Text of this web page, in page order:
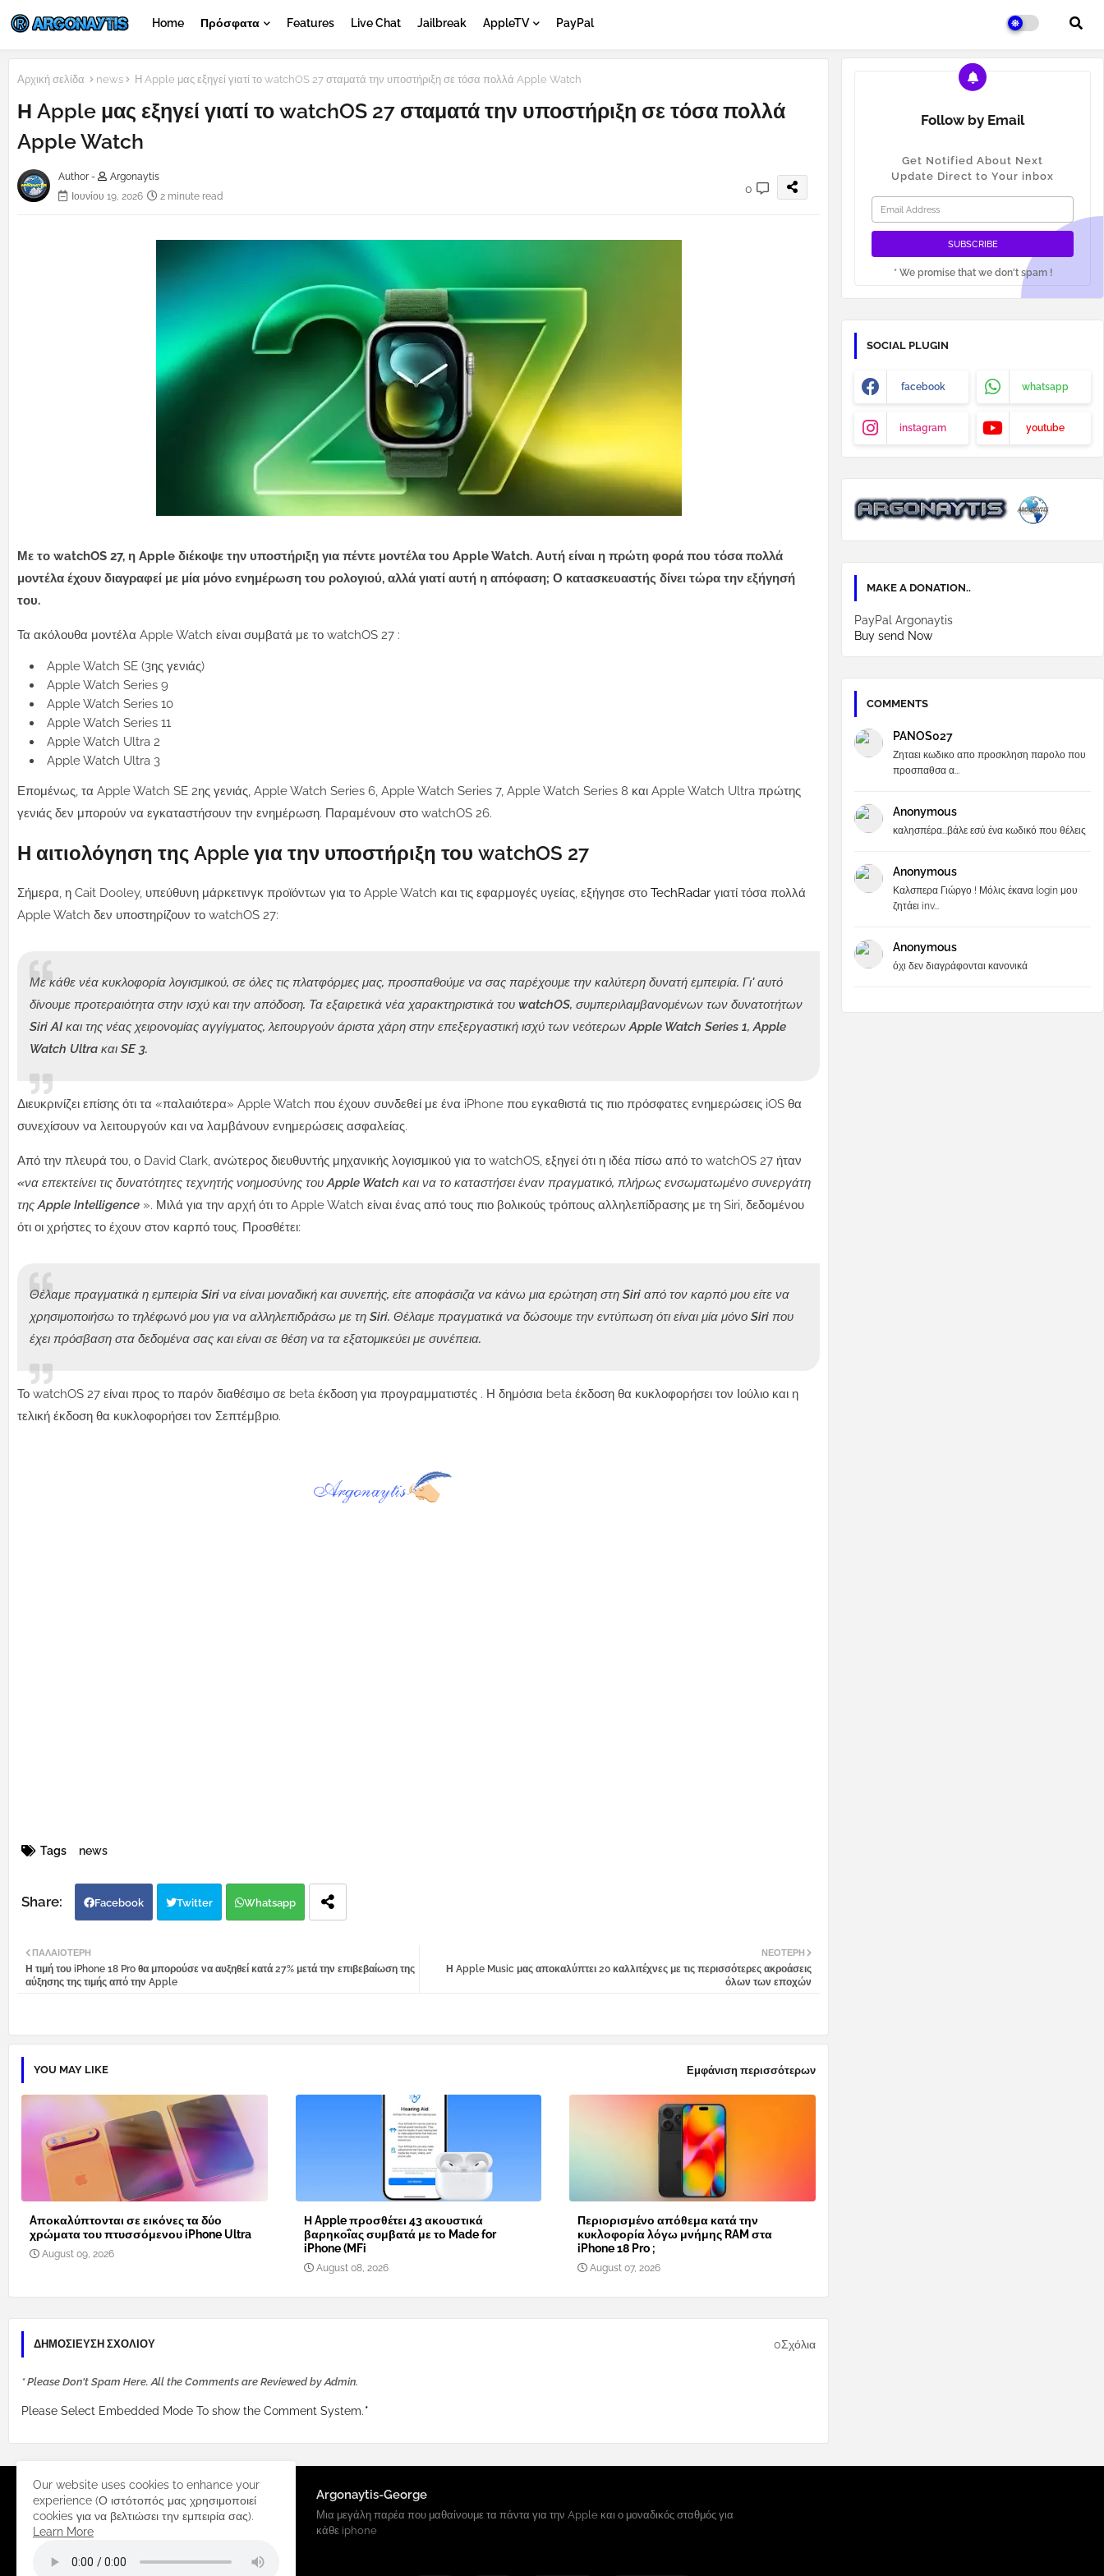
Home Πρόσφατα Features Live Chat Jailbreak AppleTV PayPal
Αρχική σελίδα news Η Apple μας εξηγεί γιατί το watchOS 27 σταματά την υποστήριξη σε τόσα πολλά Apple Watch
Η Apple μας εξηγεί γιατί το watchOS 27 σταματά την υποστήριξη σε τόσα πολλά
Apple Watch
Author -
Argonaytis
Ιουνίου 19, 2026
2 minute read
0
Με το watchOS 27, η Apple διέκοψε την υποστήριξη για πέντε μοντέλα του Apple Watch. Αυτή είναι η πρώτη φορά που τόσα πολλά
μοντέλα έχουν διαγραφεί με μία μόνο ενημέρωση του ρολογιού, αλλά γιατί αυτή η απόφαση; Ο κατασκευαστής δίνει τώρα την εξήγησή
του.
Τα ακόλουθα μοντέλα Apple Watch είναι συμβατά με το watchOS 27 :
Apple Watch SE (3ης γενιάς)
Apple Watch Series 9
Apple Watch Series 10
Apple Watch Series 11
Apple Watch Ultra 2
Apple Watch Ultra 3
Επομένως, τα Apple Watch SE 2ης γενιάς, Apple Watch Series 6, Apple Watch Series 7, Apple Watch Series 8 και Apple Watch Ultra πρώτης
γενιάς δεν μπορούν να εγκαταστήσουν την ενημέρωση. Παραμένουν στο watchOS 26.
Η αιτιολόγηση της Apple για την υποστήριξη του watchOS 27
Σήμερα, η Cait Dooley, υπεύθυνη μάρκετινγκ προϊόντων για το Apple Watch και τις εφαρμογές υγείας, εξήγησε στο TechRadar γιατί τόσα πολλά
Apple Watch δεν υποστηρίζουν το watchOS 27:
Με κάθε νέα κυκλοφορία λογισμικού, σε όλες τις πλατφόρμες μας, προσπαθούμε να σας παρέχουμε την καλύτερη δυνατή εμπειρία. Γι' αυτό
δίνουμε προτεραιότητα στην ισχύ και την απόδοση. Τα εξαιρετικά νέα χαρακτηριστικά του watchOS, συμπεριλαμβανομένων των δυνατοτήτων
Siri AI και της νέας χειρονομίας αγγίγματος, λειτουργούν άριστα χάρη στην επεξεργαστική ισχύ των νεότερων Apple Watch Series 1, Apple
Watch Ultra και SE 3.
Διευκρινίζει επίσης ότι τα «παλαιότερα» Apple Watch που έχουν συνδεθεί με ένα iPhone που εγκαθιστά τις πιο πρόσφατες ενημερώσεις iOS θα
συνεχίσουν να λειτουργούν και να λαμβάνουν ενημερώσεις ασφαλείας.
Από την πλευρά του, ο David Clark, ανώτερος διευθυντής μηχανικής λογισμικού για το watchOS, εξηγεί ότι η ιδέα πίσω από το watchOS 27 ήταν
«να επεκτείνει τις δυνατότητες τεχνητής νοημοσύνης του Apple Watch και να το καταστήσει έναν πραγματικό, πλήρως ενσωματωμένο συνεργάτη
της Apple Intelligence ». Μιλά για την αρχή ότι το Apple Watch είναι ένας από τους πιο βολικούς τρόπους αλληλεπίδρασης με τη Siri, δεδομένου
ότι οι χρήστες το έχουν στον καρπό τους. Προσθέτει:
Θέλαμε πραγματικά η εμπειρία Siri να είναι μοναδική και συνεπής, είτε αποφάσιζα να κάνω μια ερώτηση στη Siri από τον καρπό μου είτε να
χρησιμοποιήσω το τηλέφωνό μου για να αλληλεπιδράσω με τη Siri. Θέλαμε πραγματικά να δώσουμε την εντύπωση ότι είναι μία μόνο Siri που
έχει πρόσβαση στα δεδομένα σας και είναι σε θέση να τα εξατομικεύει με συνέπεια.
Το watchOS 27 είναι προς το παρόν διαθέσιμο σε beta έκδοση για προγραμματιστές . Η δημόσια beta έκδοση θα κυκλοφορήσει τον Ιούλιο και η
τελική έκδοση θα κυκλοφορήσει τον Σεπτέμβριο.
Tags news
Facebook Twitter Whatsapp
ΝΕΌΤΕΡΗ
Η Apple Music μας αποκαλύπτει 20 καλλιτέχνες με τις περισσότερες ακροάσεις
όλων των εποχών
ΠΑΛΑΙΌΤΕΡΗ
Η τιμή του iPhone 18 Pro θα μπορούσε να αυξηθεί κατά 27% μετά την επιβεβαίωση της
αύξησης της τιμής από την Apple
YOU MAY LIKE Εμφάνιση περισσότερων
Aποκαλύπτονται σε εικόνες τα δύο
χρώματα του πτυσσόμενου iPhone Ultra
August 09, 2026
Η Apple προσθέτει 43 ακουστικά
βαρηκοΐας συμβατά με το Made for
iPhone (MFi
August 08, 2026
Περιορισμένο απόθεμα κατά την
κυκλοφορία λόγω μνήμης RAM στα
iPhone 18 Pro ;
August 07, 2026
ΔΗΜΟΣΊΕΥΣΗ ΣΧΟΛΊΟΥ 0Σχόλια
* Please Don't Spam Here. All the Comments are Reviewed by Admin.
Please Select Embedded Mode To show the Comment System.*
Follow by Email
Get Notified About Next
Update Direct to Your inbox
* We promise that we don't spam !
SOCIAL PLUGIN
facebook whatsapp
instagram youtube
MAKE A DONATION..
PayPal Argonaytis
Buy send Now
COMMENTS
PANOS027
Ζηταει κωδικο απο προσκληση παρολο που
προσπαθσα α...
Anonymous
καλησπέρα...βάλε εσύ ένα κωδικό που θέλεις
Anonymous
Καλσπερα Γιώργο ! Μόλις έκανα login μου
ζητάει inv...
Anonymous
όχι δεν διαγράφονται κανονικά
Argonaytis-George
Μια μεγάλη παρέα που μαθαίνουμε τα πάντα για την Apple και ο μοναδικός σταθμός για
κάθε iphone
Our website uses cookies to enhance your
experience (Ο ιστότοπός μας χρησιμοποιεί
cookies για να βελτιώσει την εμπειρία σας).
Learn More